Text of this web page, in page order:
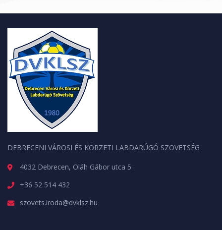
DEBRECENI VÁROSI ÉS KÖRZETI LABDARÚGÓ SZÖVETSÉG
4032 Debrecen, Oláh Gábor utca 5.
+36 52 514 432
szovets.iroda@dvklsz.hu